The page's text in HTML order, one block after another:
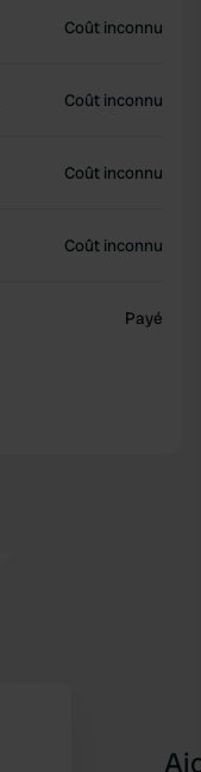
Coût inconnu
Coût inconnu
Coût inconnu
Coût inconnu
Payé